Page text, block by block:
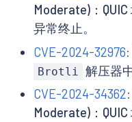
Moderate)：
异常终止。
CVE-2024-32976
Brotli
解压器
CVE-2024-34362
Moderate)：